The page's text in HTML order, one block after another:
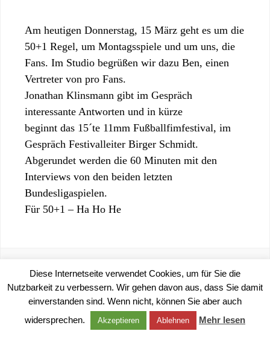
Am heutigen Donnerstag, 15 März geht es um die
50+1 Regel, um Montagsspiele und um uns, die
Fans. Im Studio begrüßen wir dazu Ben, einen
Vertreter von pro Fans.
Jonathan Klinsmann gibt im Gespräch
interessante Antworten und in kürze
beginnt das 15´te 11mm Fußballfimfestival, im
Gespräch Festivalleiter Birger Schmidt.
Abgerundet werden die 60 Minuten mit den
Interviews von den beiden letzten
Bundesligaspielen.
Für 50+1 – Ha Ho He
© 2026 |IMPRESSUM|DATENSCHUTZERKLÄRUNG
Diese Internetseite verwendet Cookies, um für Sie die
Nutzbarkeit zu verbessern. Wir gehen davon aus, dass Sie damit
einverstanden sind. Wenn nicht, können Sie aber auch
widersprechen.
Akzeptieren Ablehnen Mehr lesen